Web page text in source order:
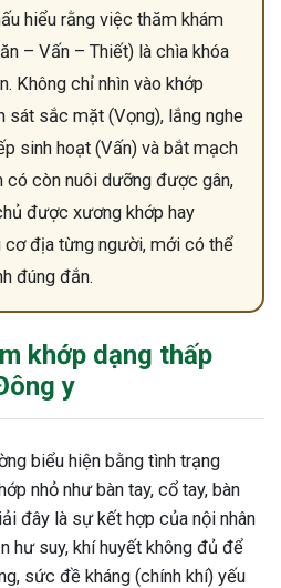
hiểu rằng việc thăm khám
– Vấn – Thiết) là chìa khóa
Không chỉ nhìn vào khớp
sát sắc mặt (Vọng), lắng nghe
sinh hoạt (Vấn) và bắt mạch
có còn nuôi dưỡng được gân,
được xương khớp hay
cơ địa từng người, mới có thể
đúng đắn.
khớp dạng thấp
y
biểu hiện bằng tình trạng
nhỏ như bàn tay, cổ tay, bàn
đây là sự kết hợp của nội nhân
hư suy, khí huyết không đủ để
sức đề kháng (chính khí) yếu